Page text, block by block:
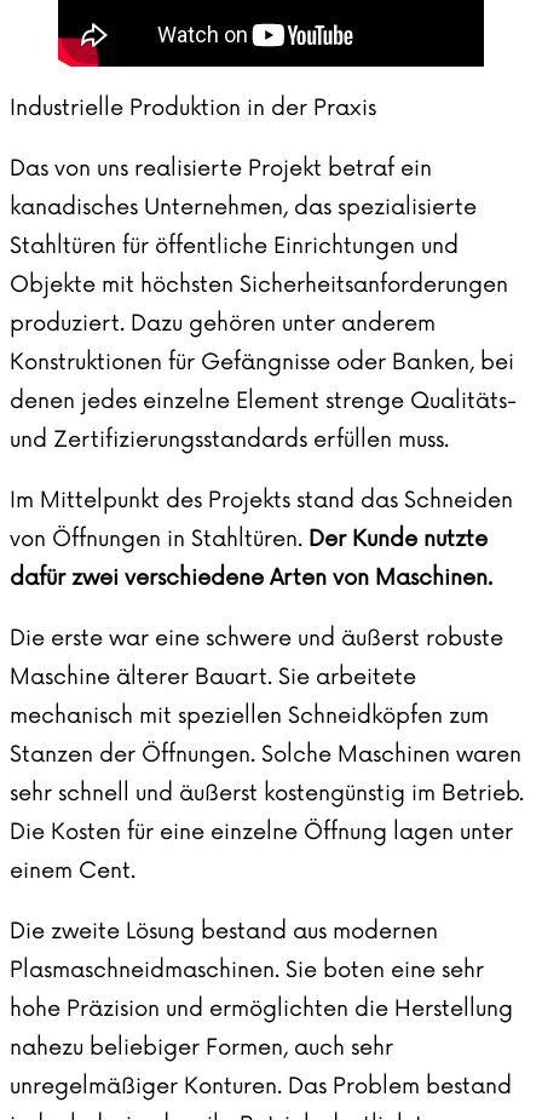
Industrielle Produktion in der Praxis
Das von uns realisierte Projekt betraf ein
kanadisches Unternehmen, das spezialisierte
Stahltüren für öffentliche Einrichtungen und
Objekte mit höchsten Sicherheitsanforderungen
produziert. Dazu gehören unter anderem
Konstruktionen für Gefängnisse oder Banken, bei
denen jedes einzelne Element strenge Qualitäts-
und Zertifizierungsstandards erfüllen muss.
Im Mittelpunkt des Projekts stand das Schneiden
von Öffnungen in Stahltüren. Der Kunde nutzte
dafür zwei verschiedene Arten von Maschinen.
Die erste war eine schwere und äußerst robuste
Maschine älterer Bauart. Sie arbeitete
mechanisch mit speziellen Schneidköpfen zum
Stanzen der Öffnungen. Solche Maschinen waren
sehr schnell und äußerst kostengünstig im Betrieb.
Die Kosten für eine einzelne Öffnung lagen unter
einem Cent.
Die zweite Lösung bestand aus modernen
Plasmaschneidmaschinen. Sie boten eine sehr
hohe Präzision und ermöglichten die Herstellung
nahezu beliebiger Formen, auch sehr
unregelmäßiger Konturen. Das Problem bestand